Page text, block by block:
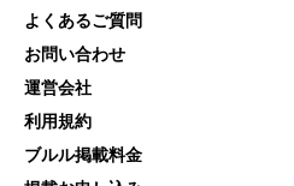
よくあるご質問
お問い合わせ
運営会社
利用規約
ブルル掲載料金